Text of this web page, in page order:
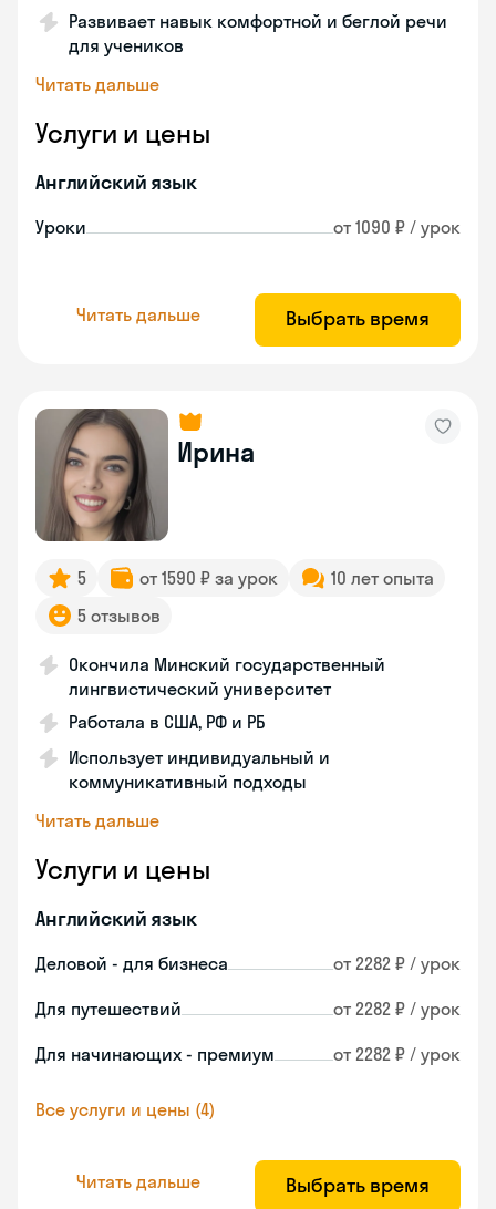
Развивает навык комфортной и беглой речи
для учеников
Читать дальше
Услуги и цены
Английский язык
Уроки от 1090 ₽ / урок
Читать дальше Выбрать время
Ирина
5 от 1590 ₽ за урок
10 лет опыта
5 отзывов
Окончила Минский государственный
лингвистический университет
Работала в США, РФ и РБ
Использует индивидуальный и
коммуникативный подходы
Читать дальше
Услуги и цены
Английский язык
Деловой - для бизнеса от 2282 ₽ / урок
Для путешествий от 2282 ₽ / урок
Для начинающих - премиум от 2282 ₽ / урок
Все услуги и цены (4)
Читать дальше Выбрать время